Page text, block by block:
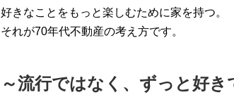
好きなことをもっと楽しむために家を持つ。
それが70年代不動産の考え方です。
～流行ではなく、ずっと好き